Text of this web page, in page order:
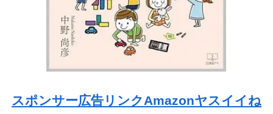
スポンサー広告リンクAmazonヤスイイね